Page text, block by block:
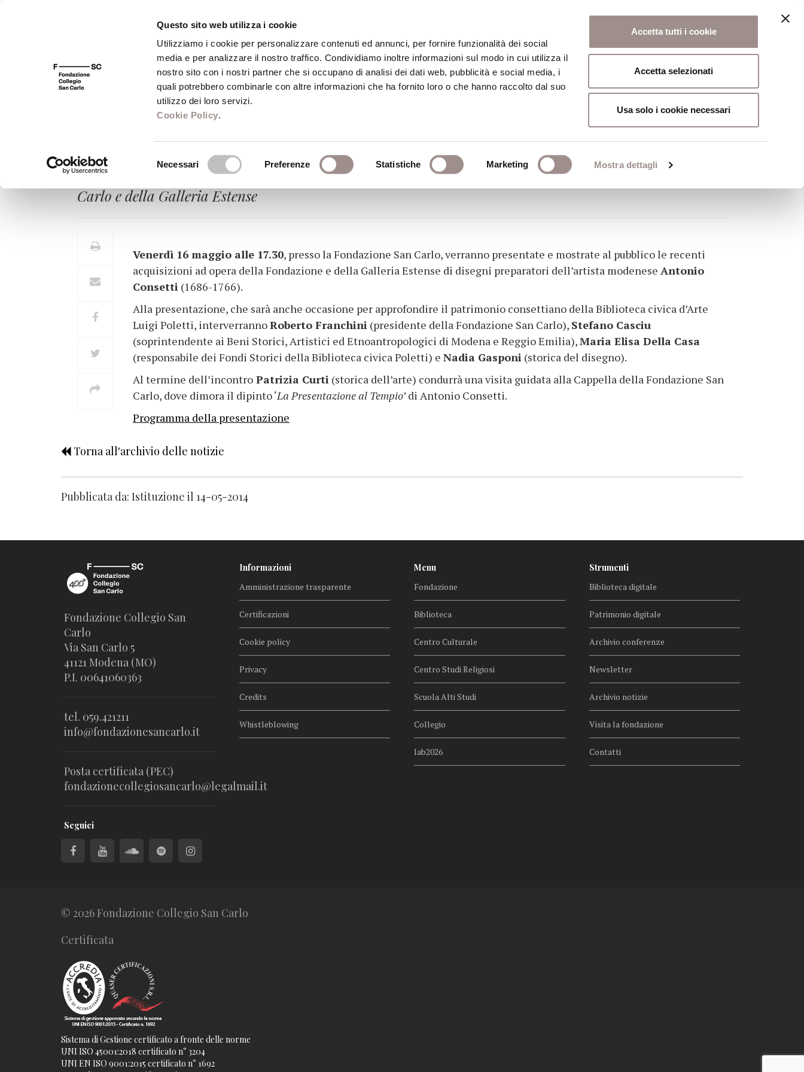
Questo sito web utilizza i cookie
Utilizziamo i cookie per personalizzare contenuti ed annunci, per fornire funzionalità dei social
media e per analizzare il nostro traffico. Condividiamo inoltre informazioni sul modo in cui utilizza il
nostro sito con i nostri partner che si occupano di analisi dei dati web, pubblicità e social media, i
quali potrebbero combinarle con altre informazioni che ha fornito loro o che hanno raccolto dal suo
utilizzo dei loro servizi.
Cookie Policy.
Necessari Preferenze Statistiche Marketing Mostra dettagli
Accetta tutti i cookie
Accetta selezionati
Usa solo i cookie necessari
FSC 400 Fondazione Biblioteca Centro Culturale Centro Studi Religiosi Scuola Alti Studi
I DISEGNI PREPARATORI DI ANTONIO CONSETTI
Venerdì 16 maggio la presentazione delle recenti acquisizioni ad opera della Fondazione Collegio San
Carlo e della Galleria Estense
Venerdì 16 maggio alle 17.30, presso la Fondazione San Carlo, verranno presentate e mostrate al pubblico le recenti
acquisizioni ad opera della Fondazione e della Galleria Estense di disegni preparatori dell’artista modenese Antonio
Consetti (1686-1766).
Alla presentazione, che sarà anche occasione per approfondire il patrimonio consettiano della Biblioteca civica d’Arte
Luigi Poletti, interverrannoRoberto Franchini (presidente della Fondazione San Carlo), Stefano Casciu
(soprintendente ai Beni Storici, Artistici ed Etnoantropologici di Modena e Reggio Emilia),Maria Elisa Della Casa
(responsabile dei Fondi Storici della Biblioteca civica Poletti) e Nadia Gasponi (storica del disegno).
Al termine dell’incontro Patrizia Curti (storica dell’arte) condurrà una visita guidata alla Cappella della Fondazione San
Carlo, dove dimora il dipinto ‘La Presentazione al Tempio’di Antonio Consetti.
Programma della presentazione
Torna all'archivio delle notizie
Pubblicata da: Istituzione il 14-05-2014
Fondazione Collegio San
Carlo
Via San Carlo 5
41121 Modena (MO)
P.I. 00641060363
tel. 059.421211
info@fondazionesancarlo.it
Posta certificata (PEC)
fondazionecollegiosancarlo@legalmail.it
Seguici
Informazioni
Amministrazione trasparente
Certificazioni
Cookie policy
Privacy
Credits
Whistleblowing
Menu
Fondazione
Biblioteca
Centro Culturale
Centro Studi Religiosi
Scuola Alti Studi
Collegio
lab2026
Strumenti
Biblioteca digitale
Patrimonio digitale
Archivio conferenze
Newsletter
Archivio notizie
Visita la fondazione
Contatti
© 2026 Fondazione Collegio San Carlo
Certificata
Sistema di Gestione certificato a fronte delle norme
UNI ISO 45001:2018 certificato n° 3204
UNI EN ISO 9001:2015 certificato n° 1692